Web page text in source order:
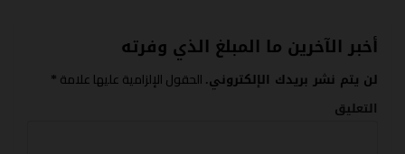
أخبر الآخرين ما المبلغ الذي وفرته
لن يتم نشر بريدك الإلكتروني. الحقول الإلزامية عليها علامة *
التعليق